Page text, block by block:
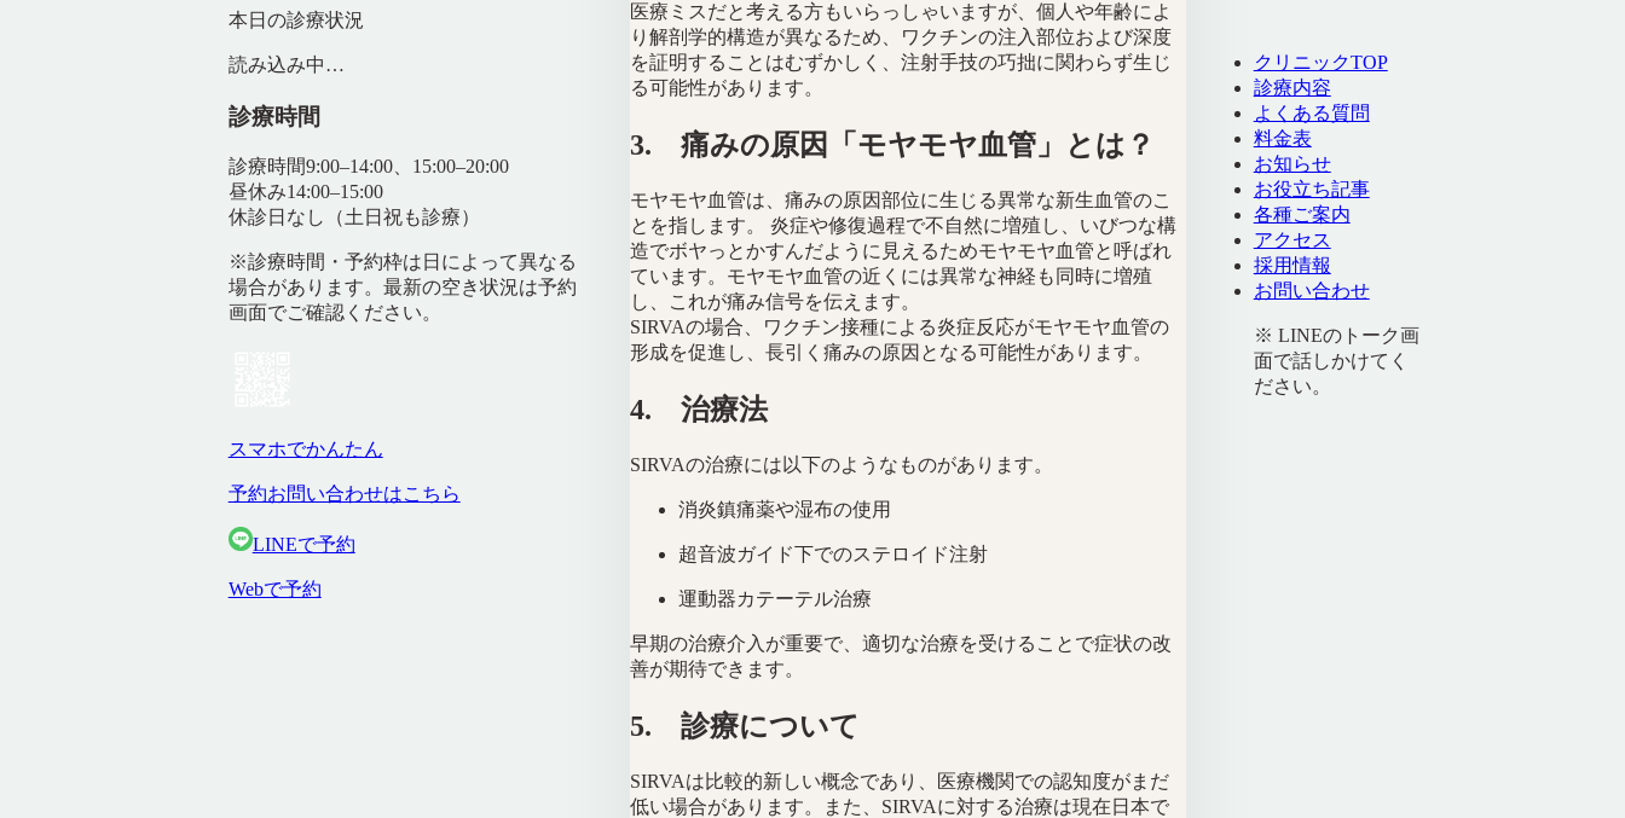
本日の診療状況
読み込み中…
診療時間
診療時間9:00–14:00、15:00–20:00
昼休み14:00–15:00
休診日 なし（土日祝も診療）
※診療時間・予約枠は日によって異なる
場合があります。最新の空き状況は予約
画面でご確認ください。
スマホでかんたん
予約お問い合わせはこちら
LINEで予約
Webで予約
医療ミスだと考える方もいらっしゃいますが、個人や年齢によ
り解剖学的構造が異なるため、ワクチンの注入部位および深度
を証明することはむずかしく、注射手技の巧拙に関わらず生じ
る可能性があります。
3. 痛みの原因「モヤモヤ血管」とは？
モヤモヤ血管は、痛みの原因部位に生じる異常な新生血管のこ
とを指します。 炎症や修復過程で不自然に増殖し、いびつな構
造でボヤっとかすんだように見えるためモヤモヤ血管と呼ばれ
ています。モヤモヤ血管の近くには異常な神経も同時に増殖
し、これが痛み信号を伝えます。
SIRVAの場合、ワクチン接種による炎症反応がモヤモヤ血管の
形成を促進し、長引く痛みの原因となる可能性があります。
4. 治療法
SIRVAの治療には以下のようなものがあります。
消炎鎮痛薬や湿布の使用
超音波ガイド下でのステロイド注射
運動器カテーテル治療
早期の治療介入が重要で、適切な治療を受けることで症状の改
善が期待できます。
5. 診療について
SIRVAは比較的新しい概念であり、医療機関での認知度がまだ
低い場合があります。また、SIRVAに対する治療は現在日本で
クリニックTOP
診療内容
よくある質問
料金表
お知らせ
お役立ち記事
各種ご案内
アクセス
採用情報
お問い合わせ
※ LINEのトーク画
面で話しかけてく
ださい。